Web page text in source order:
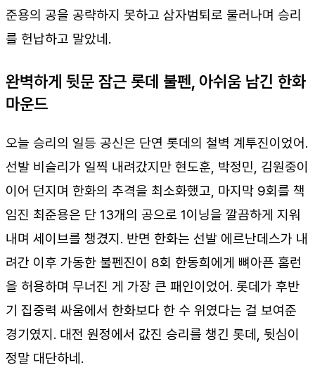
준용의 공을 공략하지 못하고 삼자범퇴로 물러나며 승리
를 헌납하고 말았네.
완벽하게 뒷문 잠근 롯데 불펜, 아쉬움 남긴 한화
마운드
오늘 승리의 일등 공신은 단연 롯데의 철벽 계투진이었어.
선발 비슬리가 일찍 내려갔지만 현도훈, 박정민, 김원중이
이어 던지며 한화의 추격을 최소화했고, 마지막 9회를 책
임진 최준용은 단 13개의 공으로 1이닝을 깔끔하게 지워
내며 세이브를 챙겼지. 반면 한화는 선발 에르난데스가 내
려간 이후 가동한 불펜진이 8회 한동희에게 뼈아픈 홈런
을 허용하며 무너진 게 가장 큰 패인이었어. 롯데가 후반
기 집중력 싸움에서 한화보다 한 수 위였다는 걸 보여준
경기였지. 대전 원정에서 값진 승리를 챙긴 롯데, 뒷심이
정말 대단하네.